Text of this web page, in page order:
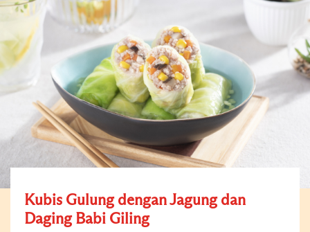
Kubis Gulung dengan Jagung dan
Daging Babi Giling